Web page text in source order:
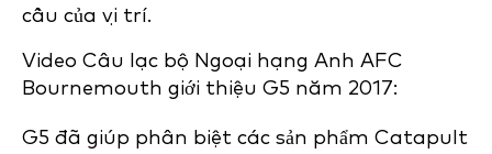
cầu của vị trí.
Video Câu lạc bộ Ngoại hạng Anh AFC
Bournemouth giới thiệu G5 năm 2017:
G5 đã giúp phân biệt các sản phẩm Catapult